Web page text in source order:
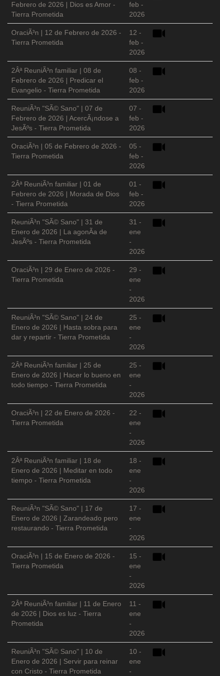
Febrero de 2026 | Dios es Amor -
Tierra Prometida
feb -
2026
OraciÃ³n | 12 de Febrero de 2026 -
Tierra Prometida
12 -
feb -
2026
2Âª ReuniÃ³n familiar | 08 de
Febrero de 2026 | Predicar el
Evangelio - Tierra Prometida
08 -
feb -
2026
ReuniÃ³n "SÃ© Sano" | 07 de
Febrero de 2026 | AcercÃ¡ndose a
JesÃºs - Tierra Prometida
07 -
feb -
2026
OraciÃ³n | 05 de Febrero de 2026 -
Tierra Prometida
05 -
feb -
2026
2Âª ReuniÃ³n familiar | 01 de
Febrero de 2026 | Morada de Dios
- Tierra Prometida
01 -
feb -
2026
ReuniÃ³n "SÃ© Sano" | 31 de
Enero de 2026 | La agonÃ­a de
JesÃºs - Tierra Prometida
31 -
ene
-
2026
OraciÃ³n | 29 de Enero de 2026 -
Tierra Prometida
29 -
ene
-
2026
ReuniÃ³n "SÃ© Sano" | 24 de
Enero de 2026 | Hasta sobra para
dar y repartir - Tierra Prometida
25 -
ene
-
2026
2Âª ReuniÃ³n familiar | 25 de
Enero de 2026 | Hacer lo bueno en
todo tiempo - Tierra Prometida
25 -
ene
-
2026
OraciÃ³n | 22 de Enero de 2026 -
Tierra Prometida
22 -
ene
-
2026
2Âª ReuniÃ³n familiar | 18 de
Enero de 2026 | Meditar en todo
tiempo - Tierra Prometida
18 -
ene
-
2026
ReuniÃ³n "SÃ© Sano" | 17 de
Enero de 2026 | Zarandeado pero
restaurando - Tierra Prometida
17 -
ene
-
2026
OraciÃ³n | 15 de Enero de 2026 -
Tierra Prometida
15 -
ene
-
2026
2Âª ReuniÃ³n familiar | 11 de Enero
de 2026 | Dios es luz - Tierra
Prometida
11 -
ene
-
2026
ReuniÃ³n "SÃ© Sano" | 10 de
Enero de 2026 | Servir para reinar
con Cristo - Tierra Prometida
10 -
ene
-